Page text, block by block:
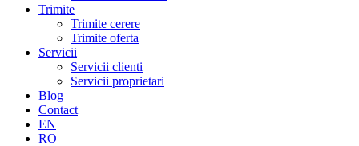
Trimite
Trimite cerere
Trimite oferta
Servicii
Servicii clienti
Servicii proprietari
Blog
Contact
EN
RO